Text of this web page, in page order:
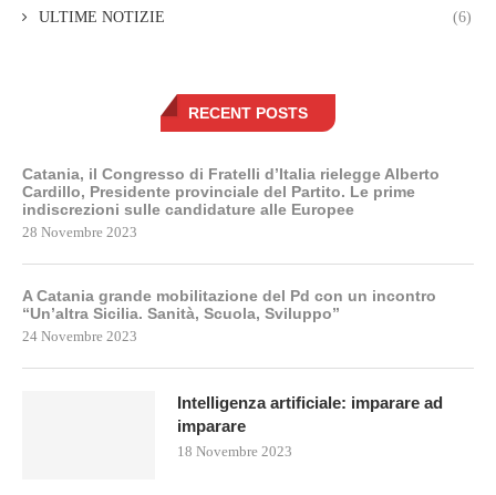
ULTIME NOTIZIE (6)
RECENT POSTS
Catania, il Congresso di Fratelli d’Italia rielegge Alberto
Cardillo, Presidente provinciale del Partito. Le prime
indiscrezioni sulle candidature alle Europee
28 Novembre 2023
A Catania grande mobilitazione del Pd con un incontro
“Un’altra Sicilia. Sanità, Scuola, Sviluppo”
24 Novembre 2023
Intelligenza artificiale: imparare ad
imparare
18 Novembre 2023